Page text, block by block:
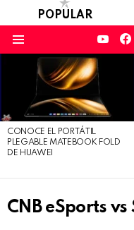
POPULAR
STORIES
CONOCE EL PORTÁTIL
PLEGABLE MATEBOOK FOLD
DE HUAWEI
CNB eSports